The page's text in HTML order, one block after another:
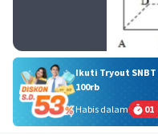
Ikuti Tryout
100rb
Habis dalam
01